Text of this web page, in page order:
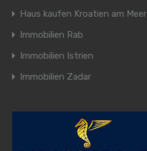
Haus kaufen Kroatien am Meer
Immobilien Rab
Immobilien Istrien
Immobilien Zadar